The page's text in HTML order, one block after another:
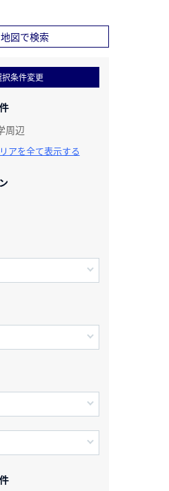
地図で検索
択条件変更
周辺
アを全て表示する